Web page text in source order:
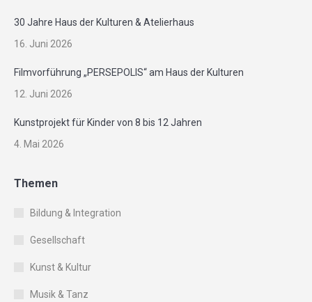
30 Jahre Haus der Kulturen & Atelierhaus
16. Juni 2026
Filmvorführung „PERSEPOLIS“ am Haus der Kulturen
12. Juni 2026
Kunstprojekt für Kinder von 8 bis 12 Jahren
4. Mai 2026
Themen
Bildung & Integration
Gesellschaft
Kunst & Kultur
Musik & Tanz